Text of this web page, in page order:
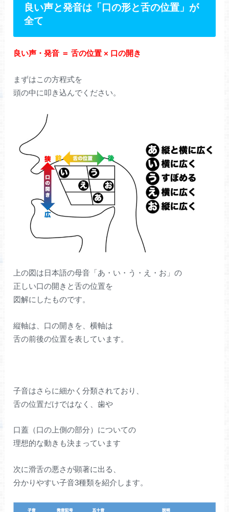
良い声と発音は「口の形と舌の位置」が
全て
良い声・発音 ＝ 舌の位置 × 口の開き
まずはこの方程式を
頭の中に叩き込んでください。
上の図は日本語の母音「あ・い・う・え・お」の
正しい口の開きと舌の位置を
図解にしたものです。
縦軸は、口の開きを、横軸は
舌の前後の位置を表しています。
子音はさらに細かく分類されており、
舌の位置だけではなく、歯や
口蓋（口の上側の部分）についての
理想的な動きも決まっています
次に滑舌の悪さが顕著に出る、
分かりやすい子音3種類を紹介します。